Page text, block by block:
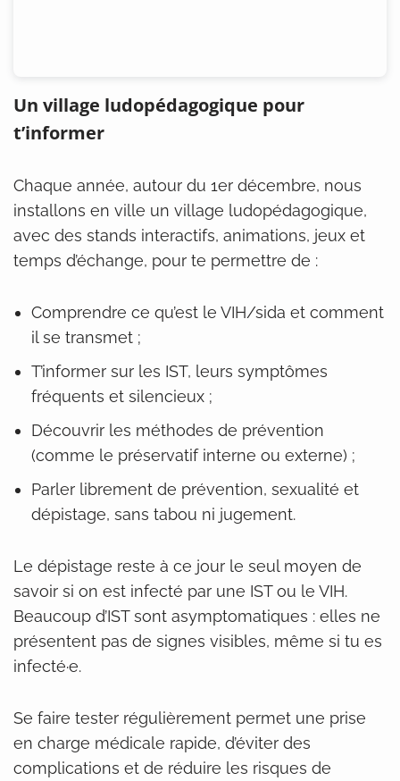
Un village ludopédagogique pour
t’informer
Chaque année, autour du 1er décembre, nous
installons en ville un village ludopédagogique,
avec des stands interactifs, animations, jeux et
temps d’échange, pour te permettre de :
Comprendre ce qu’est le VIH/sida et comment
il se transmet ;
T’informer sur les IST, leurs symptômes
fréquents et silencieux ;
Découvrir les méthodes de prévention
(comme le préservatif interne ou externe) ;
Parler librement de prévention, sexualité et
dépistage, sans tabou ni jugement.
Le dépistage reste à ce jour le seul moyen de
savoir si on est infecté par une IST ou le VIH.
Beaucoup d’IST sont asymptomatiques : elles ne
présentent pas de signes visibles, même si tu es
infecté·e.
Se faire tester régulièrement permet une prise
en charge médicale rapide, d’éviter des
complications et de réduire les risques de